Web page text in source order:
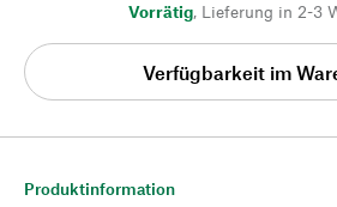
Vorrätig, Lieferung in 2-3
Verfügbarkeit im
Produktinformation